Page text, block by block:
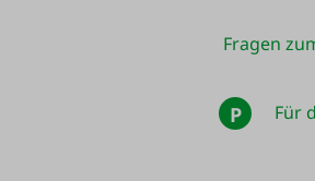
Fragen
P Für